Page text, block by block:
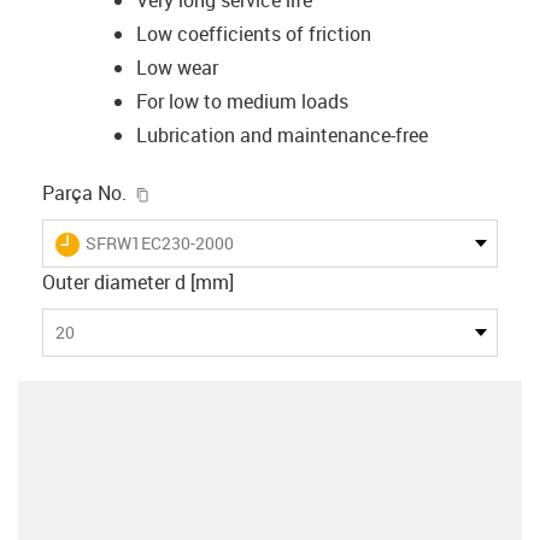
Low coefficients of friction
Low wear
For low to medium loads
Lubrication and maintenance-free
Parça No.
igus-icon-lieferzeit
SFRW1EC230-2000
Outer diameter d [mm]
20